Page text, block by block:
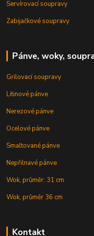
Servírovací soupravy
Zabijačkové soupravy
Pánve, woky,
Grilovací soupravy
Litinové pánve
Nerezové pánve
Ocelové pánve
Smaltované pánve
Nepřilnavé pánve
Wok, průměr: 31 cm
Wok, průměr 36 cm
Kontakt